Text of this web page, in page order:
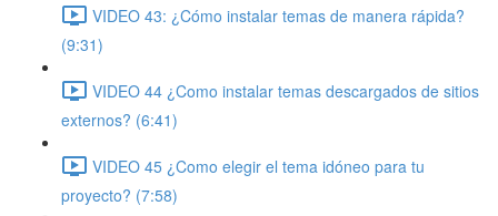
VIDEO 43: ¿Cómo instalar temas de manera rápida?
(9:31)
VIDEO 44 ¿Como instalar temas descargados de sitios
externos? (6:41)
VIDEO 45 ¿Como elegir el tema idóneo para tu
proyecto? (7:58)